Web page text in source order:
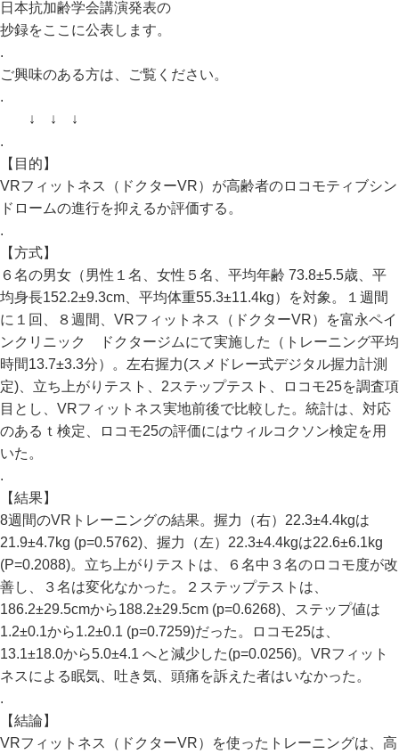
日本抗加齢学会講演発表の
抄録をここに公表します。
.
ご興味のある方は、ご覧ください。
.
↓ ↓ ↓
.
【目的】
VRフィットネス（ドクターVR）が高齢者のロコモティブシン
ドロームの進行を抑えるか評価する。
.
【方式】
６名の男女（男性１名、女性５名、平均年齢 73.8±5.5歳、平
均身長152.2±9.3cm、平均体重55.3±11.4kg）を対象。１週間
に１回、８週間、VRフィットネス（ドクターVR）を富永ペイ
ンクリニック ドクタージムにて実施した（トレーニング平均
時間13.7±3.3分）。左右握力(スメドレー式デジタル握力計測
定)、立ち上がりテスト、2ステップテスト、ロコモ25を調査項
目とし、VRフィットネス実地前後で比較した。統計は、対応
のあるｔ検定、ロコモ25の評価にはウィルコクソン検定を用
いた。
.
【結果】
8週間のVRトレーニングの結果。握力（右）22.3±4.4kgは
21.9±4.7kg (p=0.5762)、握力（左）22.3±4.4kgは22.6±6.1kg
(P=0.2088)。立ち上がりテストは、６名中３名のロコモ度が改
善し、３名は変化なかった。２ステップテストは、
186.2±29.5cmから188.2±29.5cm (p=0.6268)、ステップ値は
1.2±0.1から1.2±0.1 (p=0.7259)だった。ロコモ25は、
13.1±18.0から5.0±4.1 へと減少した(p=0.0256)。VRフィット
ネスによる眠気、吐き気、頭痛を訴えた者はいなかった。
.
【結論】
VRフィットネス（ドクターVR）を使ったトレーニングは、高